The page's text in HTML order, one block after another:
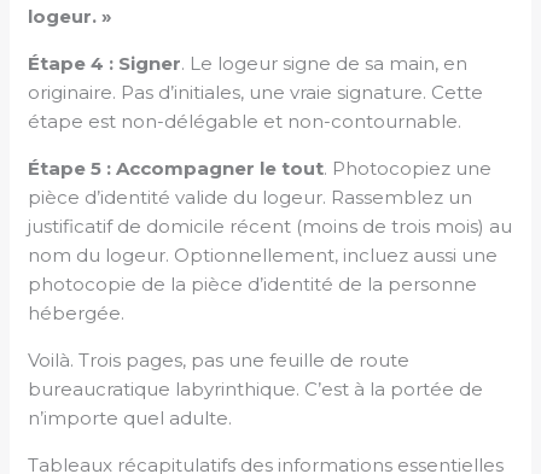
logeur. »
Étape 4 : Signer. Le logeur signe de sa main, en
originaire. Pas d’initiales, une vraie signature. Cette
étape est non-délégable et non-contournable.
Étape 5 : Accompagner le tout. Photocopiez une
pièce d’identité valide du logeur. Rassemblez un
justificatif de domicile récent (moins de trois mois) au
nom du logeur. Optionnellement, incluez aussi une
photocopie de la pièce d’identité de la personne
hébergée.
Voilà. Trois pages, pas une feuille de route
bureaucratique labyrinthique. C’est à la portée de
n’importe quel adulte.
Tableaux récapitulatifs des informations essentielles